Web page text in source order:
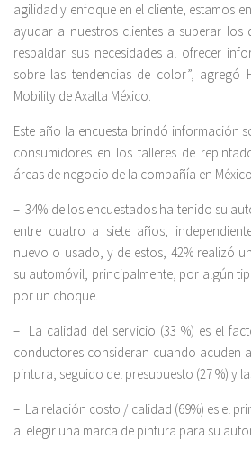
agilidad y enfoque en el cliente, estamos
ayudar a nuestros clientes a superar los
respaldar sus necesidades al ofrecer
sobre las tendencias de color”, agregó
Mobility de Axalta México.
Este año la encuesta brindó información
consumidores en los talleres de
áreas de negocio de la compañía en
– 34% de los encuestados ha tenido su
entre cuatro a siete años,
nuevo o usado, y de estos, 42% realizó
su automóvil, principalmente, por algún
por un choque.
– La calidad del servicio (33 %) es el
conductores consideran cuando acuden
pintura, seguido del presupuesto (27 %) y
– La relación costo / calidad (69%) es el
al elegir una marca de pintura para su